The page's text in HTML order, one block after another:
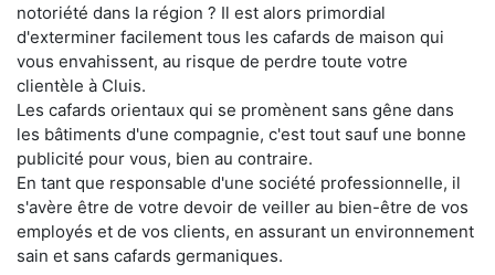
notoriété dans la région ? Il est alors primordial
d'exterminer facilement tous les cafards de maison qui
vous envahissent, au risque de perdre toute votre
clientèle à Cluis.
Les cafards orientaux qui se promènent sans gêne dans
les bâtiments d'une compagnie, c'est tout sauf une bonne
publicité pour vous, bien au contraire.
En tant que responsable d'une société professionnelle, il
s'avère être de votre devoir de veiller au bien-être de vos
employés et de vos clients, en assurant un environnement
sain et sans cafards germaniques.